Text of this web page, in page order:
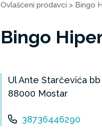
Ovlašćeni prodavci > Bingo
Bingo
Ul Ante Starčevića bb
88000 Mostar
38736446290